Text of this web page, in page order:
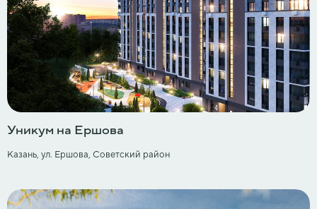
Уникум на Ершова
Казань, ул. Ершова, Советский район